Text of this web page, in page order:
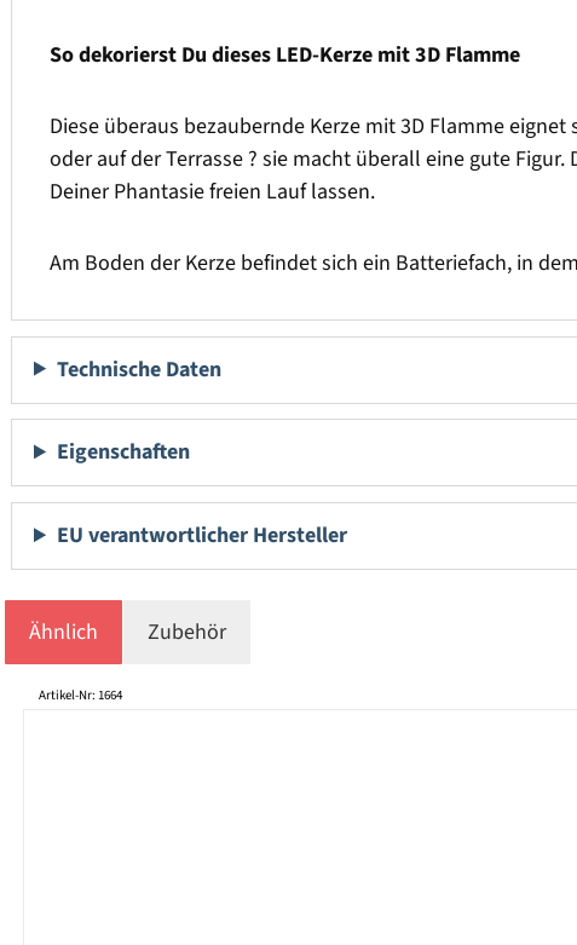
So dekorierst Du dieses LED-Kerze mit 3D Flamme
Diese überaus bezaubernde Kerze mit 3D Flamme
oder auf der Terrasse ? sie macht überall eine gute
Deiner Phantasie freien Lauf lassen.
Am Boden der Kerze befindet sich ein Batteriefach, in
Technische Daten
Eigenschaften
EU verantwortlicher Hersteller
Ähnlich Zubehör
Produktgalerie überspringen
Artikel-Nr: 1664